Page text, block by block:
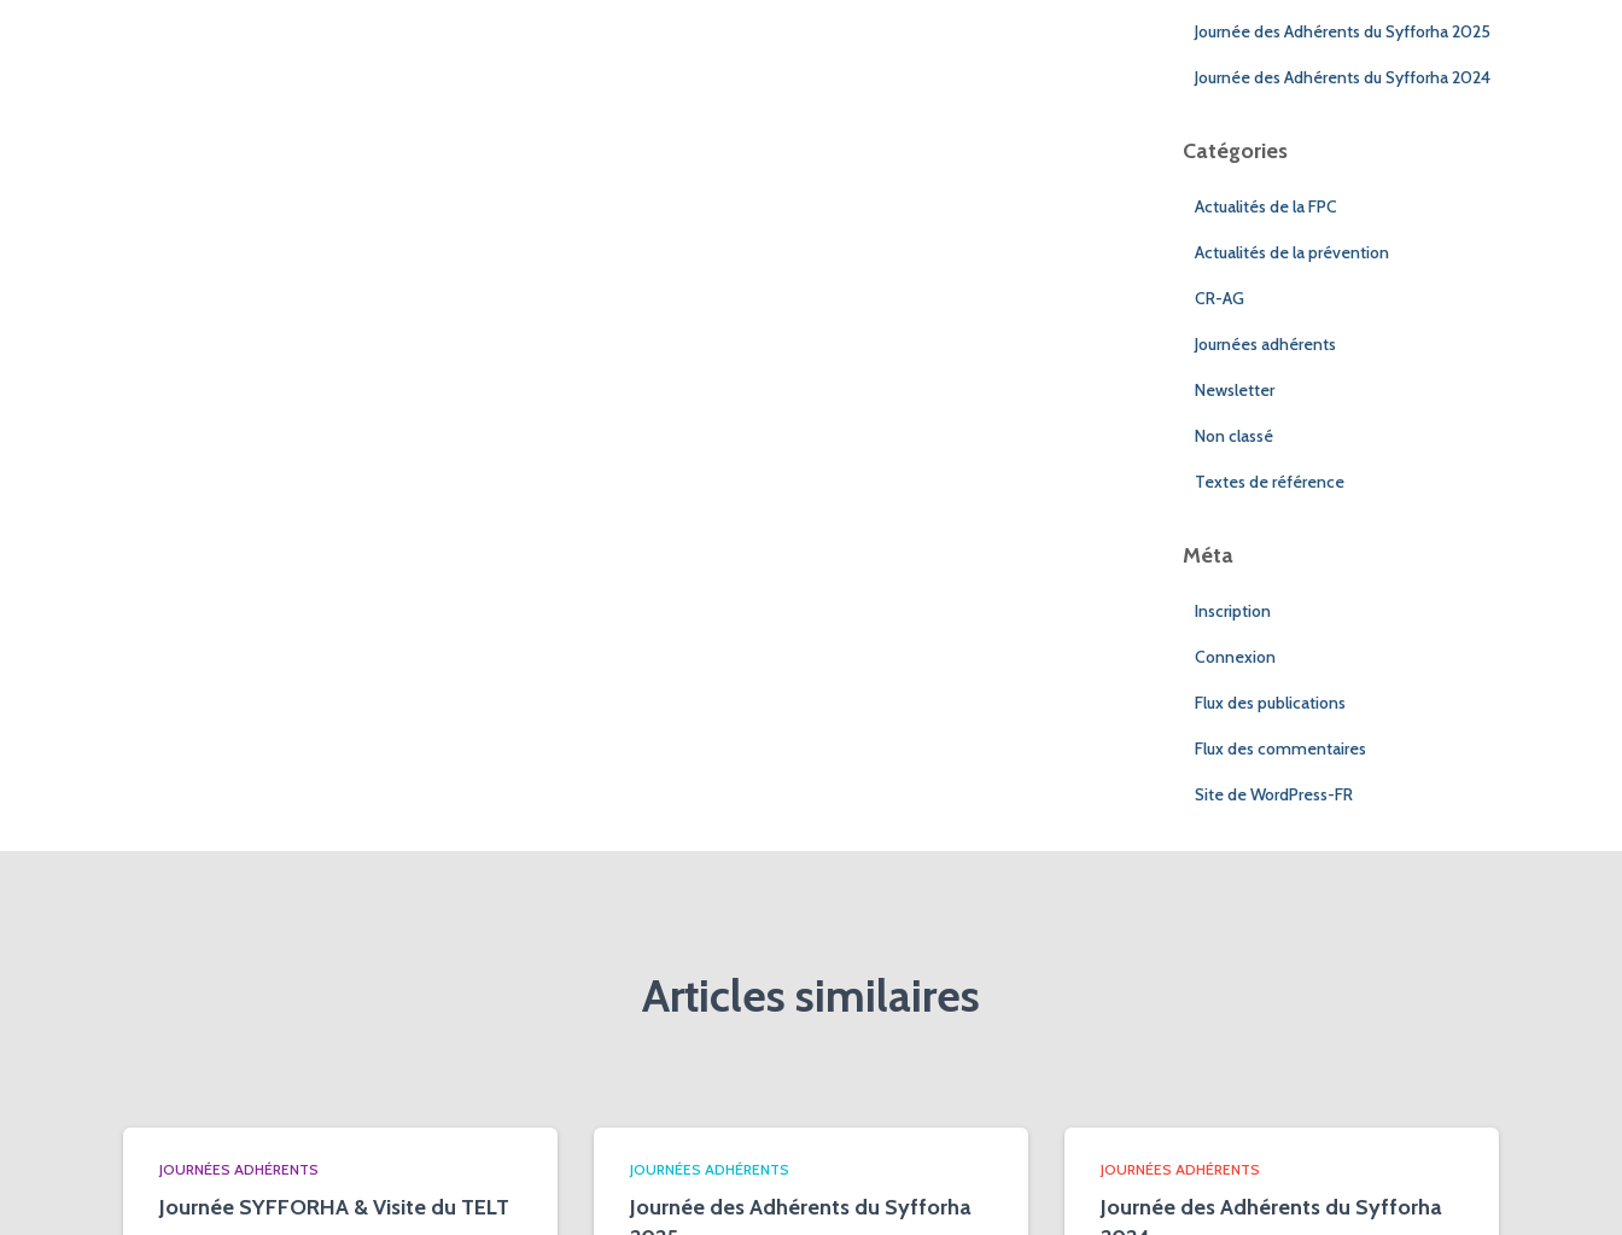
Journée des Adhérents du Syfforha 2025
Journée des Adhérents du Syfforha 2024
Catégories
Actualités de la FPC
Actualités de la prévention
CR-AG
Journées adhérents
Newsletter
Non classé
Textes de référence
Méta
Inscription
Connexion
Flux des publications
Flux des commentaires
Site de WordPress-FR
Articles similaires
JOURNÉES ADHÉRENTS
Journée SYFFORHA & Visite du TELT
JOURNÉES ADHÉRENTS
Journée des Adhérents du Syfforha
JOURNÉES ADHÉRENTS
Journée des Adhérents du Syfforha